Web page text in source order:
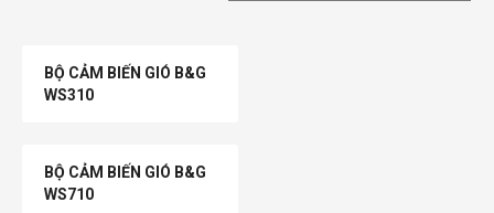
BỘ CẢM BIẾN GIÓ B&G
WS310
BỘ CẢM BIẾN GIÓ B&G
WS710